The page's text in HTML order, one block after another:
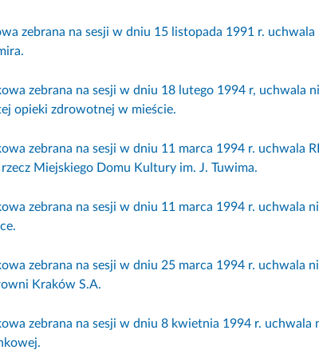
zebrana na sesji w dniu 15 listopada 1991 r. uchwala
zebrana na sesji w dniu 18 lutego 1994 r, uchwala
opieki zdrowotnej w mieście.
zebrana na sesji w dniu 11 marca 1994 r. uchwala
Miejskiego Domu Kultury im. J. Tuwima.
zebrana na sesji w dniu 11 marca 1994 r. uchwala
zebrana na sesji w dniu 25 marca 1994 r. uchwala
Kraków S.A.
zebrana na sesji w dniu 8 kwietnia 1994 r. uchwala